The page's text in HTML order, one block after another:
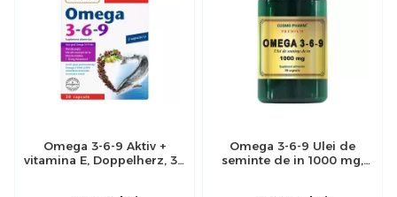
Omega 3-6-9 Aktiv +
vitamina E, Doppelherz, 30
Omega 3-6-9 Ulei de
seminte de in 1000 mg,